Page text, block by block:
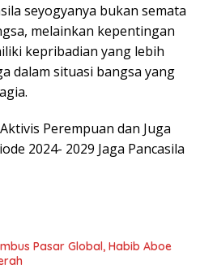
seyogyanya bukan semata
melainkan kepentingan
kepribadian yang lebih
dalam situasi bangsa yang
Perempuan dan Juga
2024- 2029 Jaga Pancasila
Pasar Global, Habib Aboe